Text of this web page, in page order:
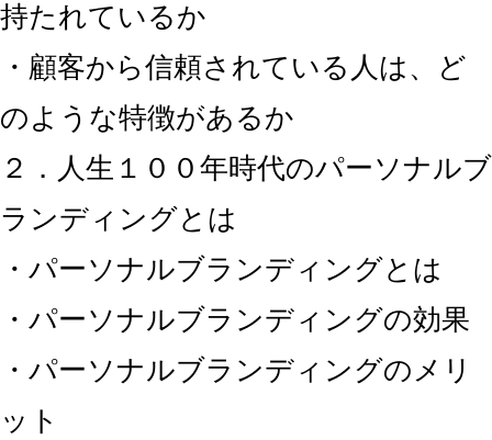
持たれているか
・顧客から信頼されている人は、ど
のような特徴があるか
２．人生１００年時代のパーソナルブ
ランディングとは
・パーソナルブランディングとは
・パーソナルブランディングの効果
・パーソナルブランディングのメリ
ット